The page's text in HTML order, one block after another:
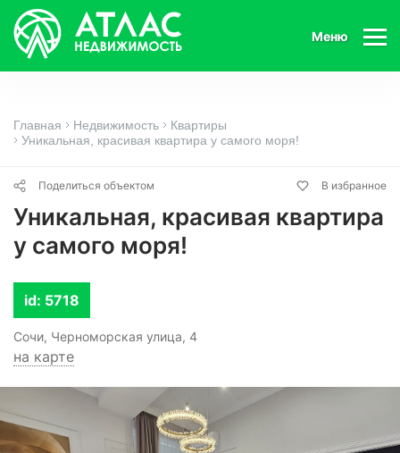
Меню
Главная Недвижимость
Квартиры
Уникальная, красивая квартира у самого моря!
Поделиться объектом В избранное
Уникальная, красивая квартира
у самого моря!
id: 5718
Сочи, Черноморская улица, 4
на карте